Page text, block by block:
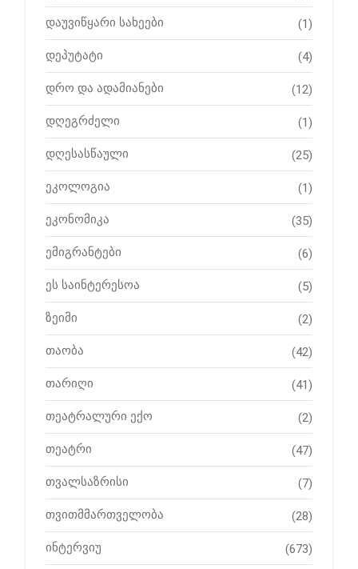
დაუვიწყარი სახეები (1)
დეპუტატი (4)
დრო და ადამიანები (12)
დღეგრძელი (1)
დღესასწაული (25)
ეკოლოგია (1)
ეკონომიკა (35)
ემიგრანტები (6)
ეს საინტერესოა (5)
ზეიმი (2)
თაობა (42)
თარიღი (41)
თეატრალური ექო (2)
თეატრი (47)
თვალსაზრისი (7)
თვითმმართველობა (28)
ინტერვიუ (673)